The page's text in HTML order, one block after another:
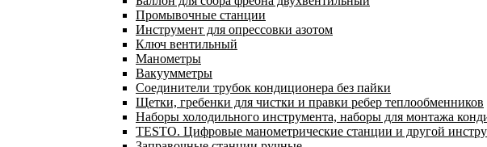
Промывочные станции
Инструмент для опрессовки азотом
Ключ вентильный
Манометры
Вакуумметры
Соединители трубок кондиционера без пайки
Щетки, гребенки для чистки и правки ребер теплообменников
Наборы холодильного инструмента, наборы для монтажа
TESTO. Цифровые манометрические станции и другой